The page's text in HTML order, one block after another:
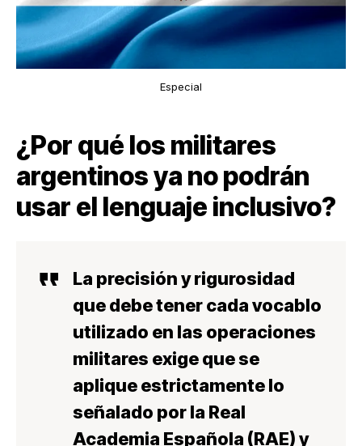
Especial
¿Por qué los militares
argentinos ya no podrán
usar el lenguaje inclusivo?
La precisión y rigurosidad
que debe tener cadavocablo
utilizado en las operaciones
militares exige que se
aplique estrictamente lo
señalado por la Real
Academia Española (RAE) y